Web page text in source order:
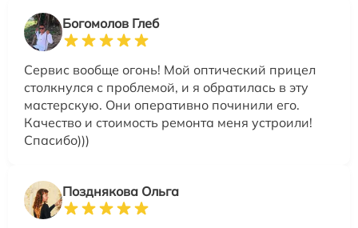
Богомолов Глеб
Сервис вообще огонь! Мой оптический прицел
столкнулся с проблемой, и я обратилась в эту
мастерскую. Они оперативно починили его.
Качество и стоимость ремонта меня устроили!
Спасибо)))
Позднякова Ольга